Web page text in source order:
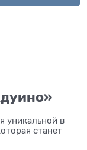
уникальной в
станет